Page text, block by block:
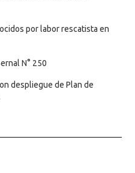
por labor rescatista en
N° 250
despliegue de Plan de